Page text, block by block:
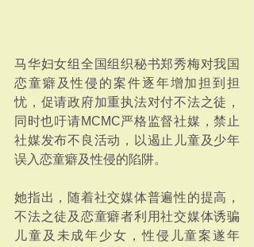
马华妇女组全国组织秘书郑秀梅对我国
恋童癖及性侵的案件逐年增加担到担
忧，促请政府加重执法对付不法之徒，
同时也吁请MCMC严格监督社媒，禁止
社媒发布不良活动，以遏止儿童及少年
误入恋童癖及性侵的陷阱。
她指出，随着社交媒体普遍性的提高，
不法之徒及恋童癖者利用社交媒体诱骗
儿童及未成年少女，性侵儿童案遂年